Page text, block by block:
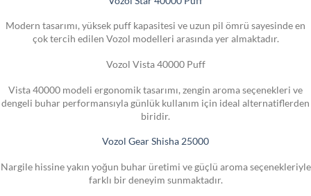
Modern tasarımı, yüksek puff kapasitesi ve uzun pil ömrü sayesinde en
çok tercih edilen Vozol modelleri arasında yer almaktadır.
Vozol Vista 40000 Puff
Vista 40000 modeli ergonomik tasarımı, zengin aroma seçenekleri ve
dengeli buhar performansıyla günlük kullanım için ideal alternatiflerden
biridir.
Vozol Gear Shisha 25000
Nargile hissine yakın yoğun buhar üretimi ve güçlü aroma seçenekleriyle
farklı bir deneyim sunmaktadır.